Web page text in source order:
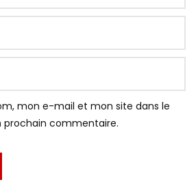
mon e-mail et mon site dans le
commentaire.